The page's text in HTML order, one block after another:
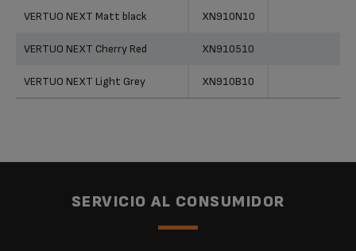
Productos
VERTUO NEXT Matt black XN910N10
VERTUO NEXT Cherry Red XN910510
VERTUO NEXT Light Grey XN910B10
SERVICIO AL CONSUMIDOR